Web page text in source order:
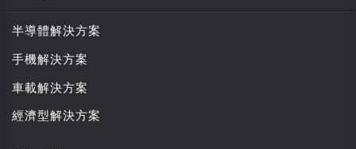
半導體解決方案
手機解決方案
車載解決方案
經濟型解決方案